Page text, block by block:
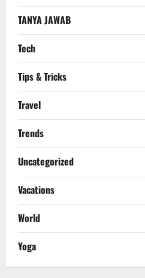
TANYA JAWAB
Tech
Tips & Tricks
Travel
Trends
Uncategorized
Vacations
World
Yoga